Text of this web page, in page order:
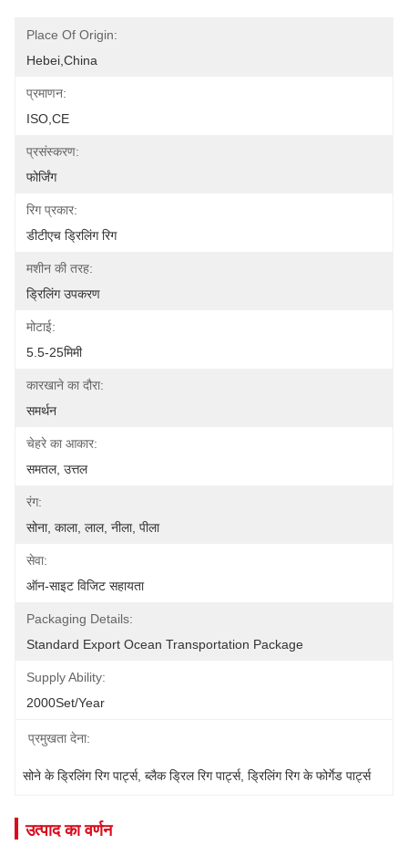
Place Of Origin:
Hebei,China
प्रमाणन:
ISO,CE
प्रसंस्करण:
फोर्जिंग
रिग प्रकार:
डीटीएच ड्रिलिंग रिग
मशीन की तरह:
ड्रिलिंग उपकरण
मोटाई:
5.5-25मिमी
कारखाने का दौरा:
समर्थन
चेहरे का आकार:
समतल, उत्तल
रंग:
सोना, काला, लाल, नीला, पीला
सेवा:
ऑन-साइट विजिट सहायता
Packaging Details:
Standard Export Ocean Transportation Package
Supply Ability:
2000Set/year
प्रमुखता देना:
सोने के ड्रिलिंग रिग पार्ट्स, ब्लैक ड्रिल रिग पार्ट्स, ड्रिलिंग रिग के फोर्गेड पार्ट्स
उत्पाद का वर्णन